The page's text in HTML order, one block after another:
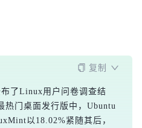
复制
了Linux用户问卷调查结
热门桌面发行版中，Ubuntu
以18.02%紧随其后，